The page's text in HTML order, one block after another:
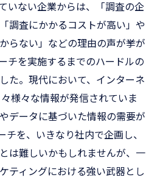
いない企業からは、「調査の企
調査にかかるコストが高い」や
らない」などの理由の声が挙が
チを実施するまでのハードルの
た。現代において、インターネ
様々な情報が発信されていま
データに基づいた情報の需要が
チを、いきなり社内で企画し、
は難しいかもしれませんが、一
ティングにおける強い武器とし